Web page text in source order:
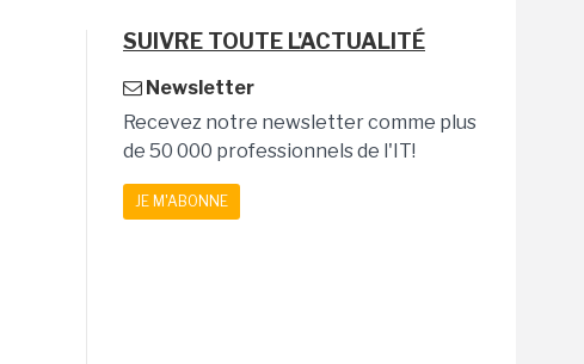
SUIVRE TOUTE L'ACTUALITÉ
Newsletter
Recevez notre newsletter comme plus
de 50 000 professionnels de l'IT!
JE M'ABONNE